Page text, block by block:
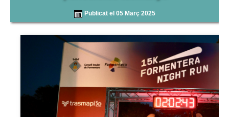
Publicat el 05 Març 2025